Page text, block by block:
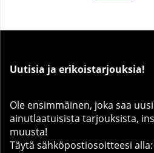
Uutisia ja erikoistarjouksia!
Ole ensimmäinen, joka saa
ainutlaatuisista tarjouksista,
muusta!
Täytä sähköpostiosoitteesi alla: